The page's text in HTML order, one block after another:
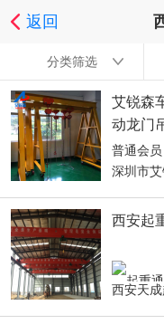
返回
分类筛选
艾锐森
动龙门
普通会员
深圳市
西安起
西安天